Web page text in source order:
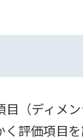
（ディメン
評価項目を